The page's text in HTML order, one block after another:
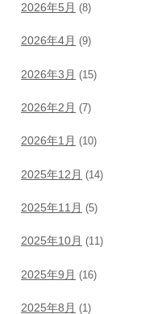
2026年5月 (8)
2026年4月 (9)
2026年3月 (15)
2026年2月 (7)
2026年1月 (10)
2025年12月 (14)
2025年11月 (5)
2025年10月 (11)
2025年9月 (16)
2025年8月 (1)